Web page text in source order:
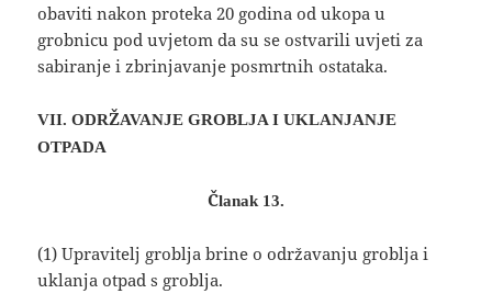
obaviti nakon proteka 20 godina od ukopa u
grobnicu pod uvjetom da su se ostvarili uvjeti za
sabiranje i zbrinjavanje posmrtnih ostataka.
VII.ODRŽAVANJE GROBLJA I UKLANJANJE
OTPADA
Članak 13.
(1) Upravitelj groblja brine o održavanju groblja i
uklanja otpad s groblja.